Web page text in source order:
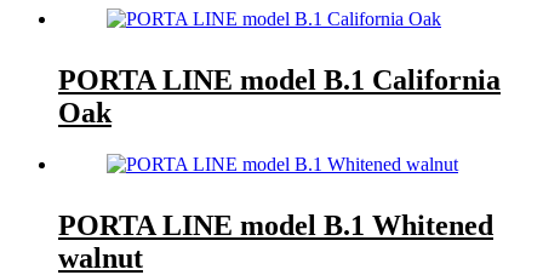
PORTA LINE model B.1 California
Oak
PORTA LINE model B.1 Whitened
walnut